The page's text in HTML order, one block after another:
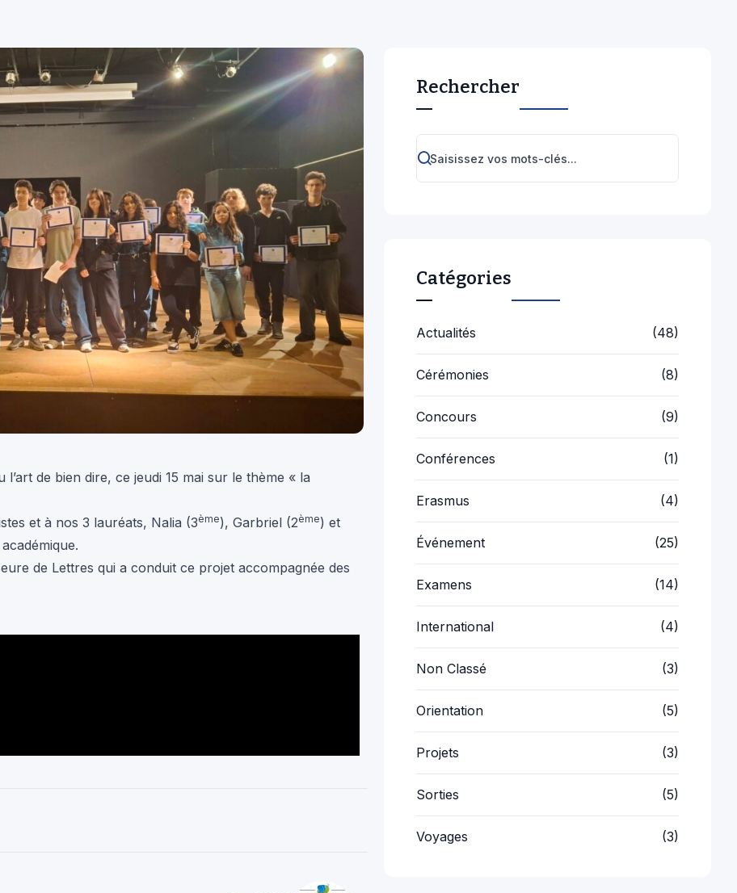
de bien dire, ce jeudi 15 mai sur le thème « la
et à nos 3 lauréats, Nalia (3ème), Garbriel (2ème) et
de Lettres qui a conduit ce projet accompagnée des
Rechercher
Catégories
Actualités (48)
Cérémonies (8)
Concours (9)
Conférences (1)
Erasmus (4)
Événement (25)
Examens (14)
International (4)
Non Classé (3)
Orientation (5)
Projets (3)
Sorties (5)
Voyages (3)